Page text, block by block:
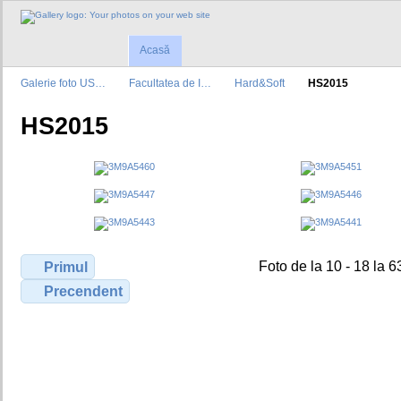
Acasă
Galerie foto US… Facultatea de I… Hard&Soft HS2015
HS2015
Primul
Precendent
Foto de la 10 - 18 la